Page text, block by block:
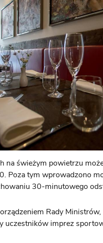
na świeżym powietrzu
Poza tym wprowadzono
30-minutowego
Rady
uczestników imprez